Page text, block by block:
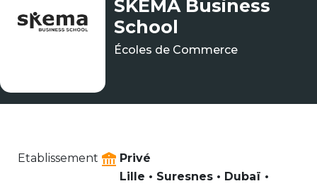
SKEMA Business
School
Écoles de Commerce
Etablissement Privé
Lille • Suresnes • Dubaï •